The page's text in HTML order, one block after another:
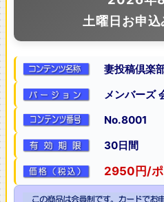
土曜日お申込
妻投稿倶楽
メンバーズ
No.8001
30日間
2950円/ポ